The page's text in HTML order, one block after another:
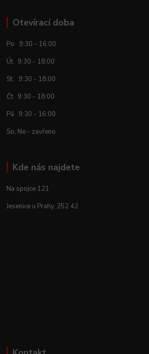
Otevírací doba
Po 9:30 - 16:00
Út 9:30 - 18:00
St 9:30 - 18:00
Čt 9:30 - 18:00
Pá 9:30 - 16:00
So, Ne - zavřeno
Kde nás najdete
Na spojce 121
Jesenice u Prahy, 252 42